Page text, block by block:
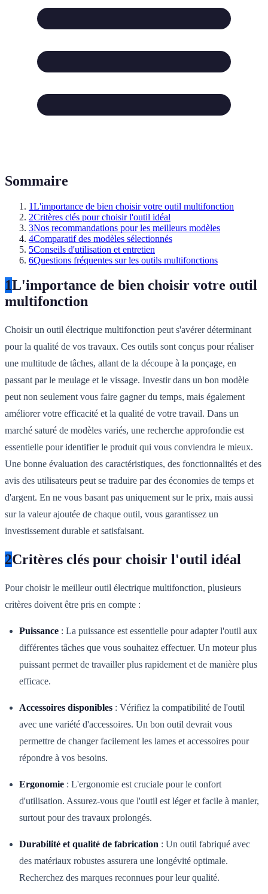
Sommaire
1L'importance de bien choisir votre outil multifonction
2Critères clés pour choisir l'outil idéal
3Nos recommandations pour les meilleurs modèles
4Comparatif des modèles sélectionnés
5Conseils d'utilisation et entretien
6Questions fréquentes sur les outils multifonctions
1L'importance de bien choisir votre outil
multifonction
Choisir un outil électrique multifonction peut s'avérer déterminant
pour la qualité de vos travaux. Ces outils sont conçus pour réaliser
une multitude de tâches, allant de la découpe à la ponçage, en
passant par le meulage et le vissage. Investir dans un bon modèle
peut non seulement vous faire gagner du temps, mais également
améliorer votre efficacité et la qualité de votre travail. Dans un
marché saturé de modèles variés, une recherche approfondie est
essentielle pour identifier le produit qui vous conviendra le mieux.
Une bonne évaluation des caractéristiques, des fonctionnalités et des
avis des utilisateurs peut se traduire par des économies de temps et
d'argent. En ne vous basant pas uniquement sur le prix, mais aussi
sur la valeur ajoutée de chaque outil, vous garantissez un
investissement durable et satisfaisant.
2Critères clés pour choisir l'outil idéal
Pour choisir le meilleur outil électrique multifonction, plusieurs
critères doivent être pris en compte :
Puissance : La puissance est essentielle pour adapter l'outil aux
différentes tâches que vous souhaitez effectuer. Un moteur plus
puissant permet de travailler plus rapidement et de manière plus
efficace.
Accessoires disponibles : Vérifiez la compatibilité de l'outil
avec une variété d'accessoires. Un bon outil devrait vous
permettre de changer facilement les lames et accessoires pour
répondre à vos besoins.
Ergonomie : L'ergonomie est cruciale pour le confort
d'utilisation. Assurez-vous que l'outil est léger et facile à manier,
surtout pour des travaux prolongés.
Durabilité et qualité de fabrication : Un outil fabriqué avec
des matériaux robustes assurera une longévité optimale.
Recherchez des marques reconnues pour leur qualité.